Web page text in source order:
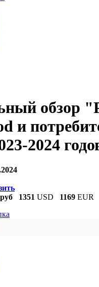
обзор
и
2024
1351 USD 1169 EUR